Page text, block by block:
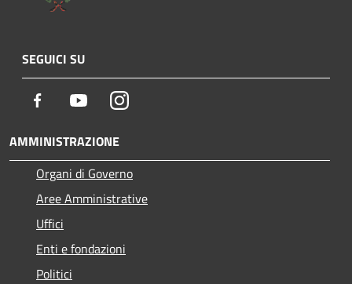
SEGUICI SU
Facebook YoutubeInstagram
AMMINISTRAZIONE
Organi di Governo
Aree Amministrative
Uffici
Enti e fondazioni
Politici